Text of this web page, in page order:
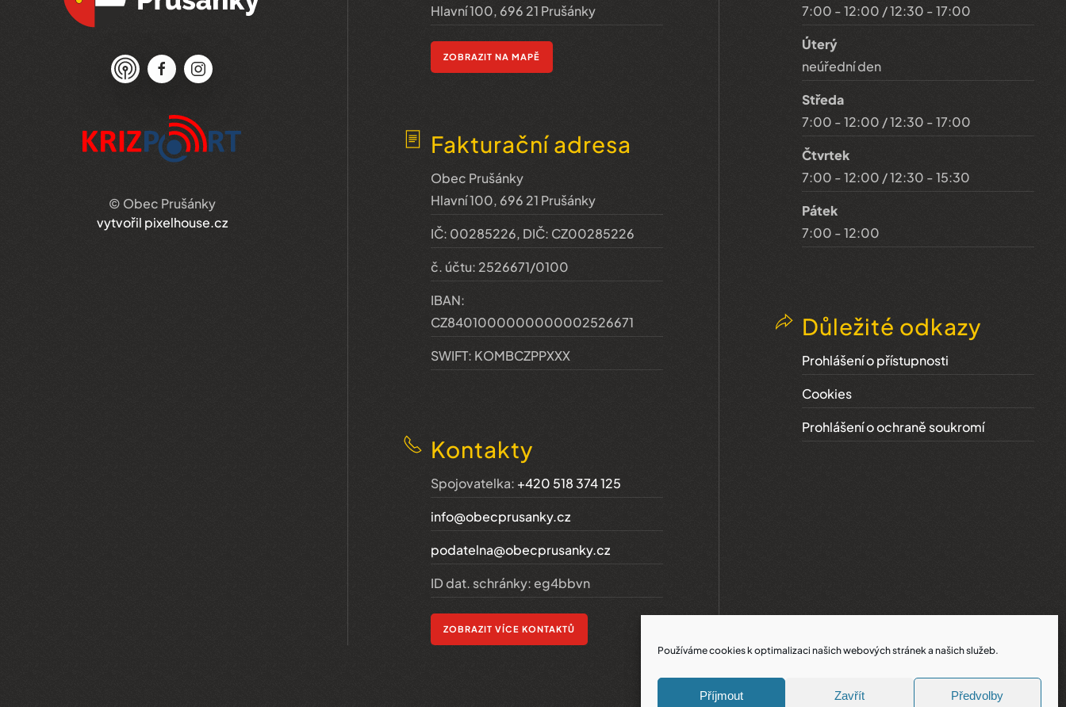
Používáme cookies k optimalizaci našich webových stránek a našich služeb.
Příjmout Zavřít Předvolby
© Obec Prušánky
vytvořil pixelhouse.cz
Hlavní 100, 696 21 Prušánky
ZOBRAZIT NA MAPĚ
Fakturační adresa
Obec Prušánky
Hlavní 100, 696 21 Prušánky
IČ: 00285226, DIČ: CZ00285226
č. účtu: 2526671/0100
IBAN:
CZ8401000000000002526671
SWIFT: KOMBCZPPXXX
Kontakty
Spojovatelka: +420 518 374 125
info@obecprusanky.cz
podatelna@obecprusanky.cz
ID dat. schránky: eg4bbvn
ZOBRAZIT VÍCE KONTAKTŮ
7:00 - 12:00 / 12:30 - 17:00
Úterý
neúřední den
Středa
7:00 - 12:00 / 12:30 - 17:00
Čtvrtek
7:00 - 12:00 / 12:30 - 15:30
Pátek
7:00 - 12:00
Důležité odkazy
Prohlášení o přístupnosti
Cookies
Prohlášení o ochraně soukromí